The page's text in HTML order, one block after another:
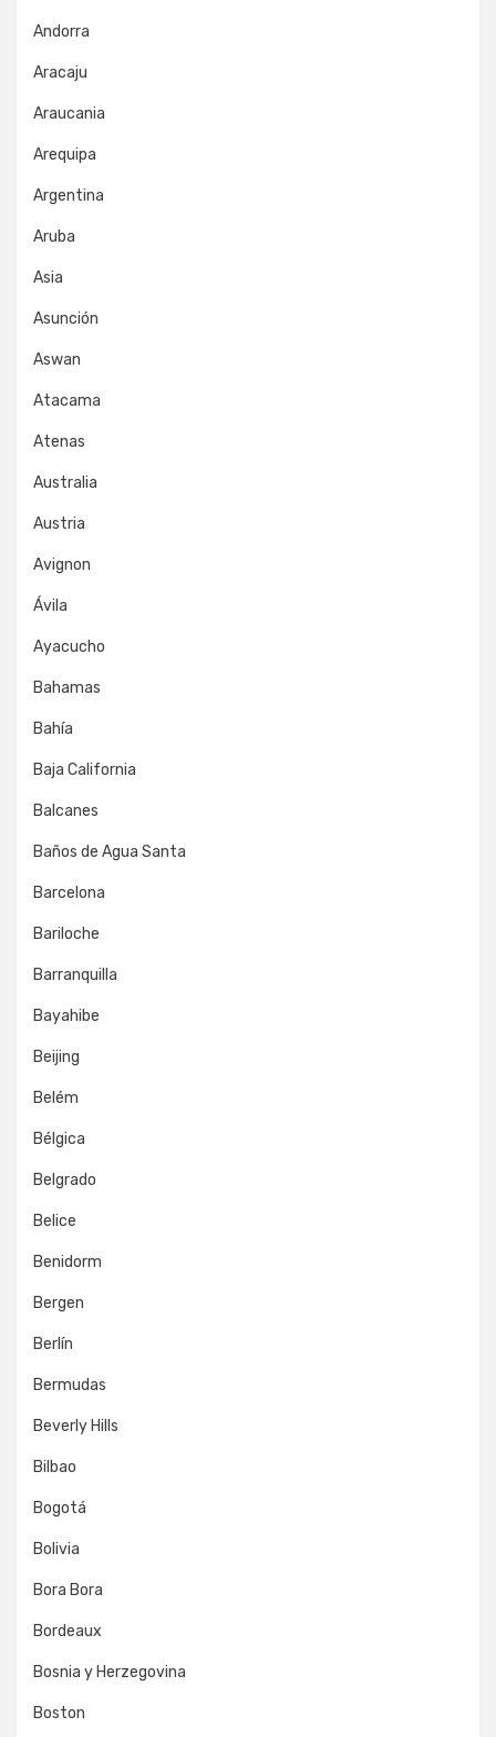
Andorra
Aracaju
Araucania
Arequipa
Argentina
Aruba
Asia
Asunción
Aswan
Atacama
Atenas
Australia
Austria
Avignon
Ávila
Ayacucho
Bahamas
Bahía
Baja California
Balcanes
Baños de Agua Santa
Barcelona
Bariloche
Barranquilla
Bayahibe
Beijing
Belém
Bélgica
Belgrado
Belice
Benidorm
Bergen
Berlín
Bermudas
Beverly Hills
Bilbao
Bogotá
Bolivia
Bora Bora
Bordeaux
Bosnia y Herzegovina
Boston